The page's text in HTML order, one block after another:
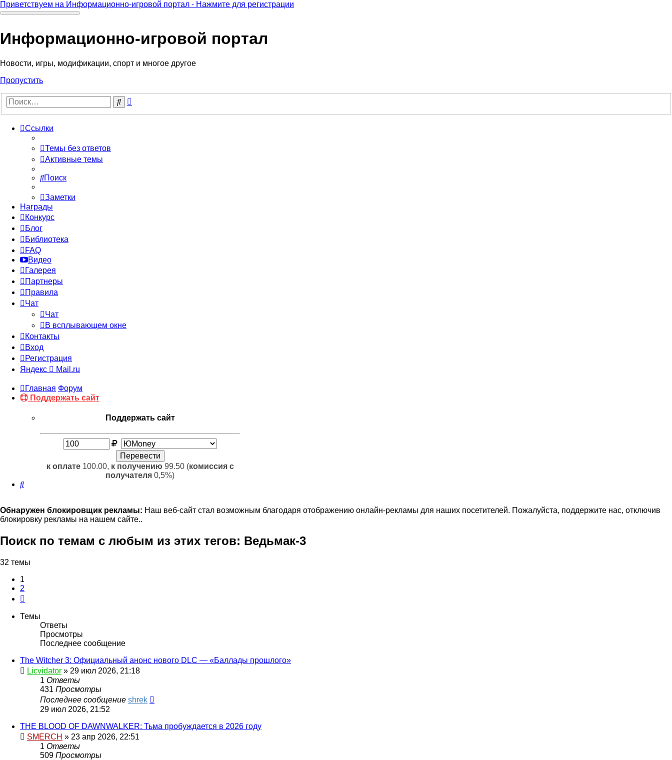
Приветствуем на Информационно-игровой портал - Нажмите для регистрации
Информационно-игровой портал
Новости, игры, модификации, спорт и многое другое
Пропустить
Поиск
Ссылки
Темы без ответов
Активные темы
Поиск
Заметки
Награды
Конкурс
Блог
Библиотека
FAQ
Видео
Галерея
Партнеры
Правила
Чат
Чат
В всплывающем окне
Контакты
Вход
Регистрация
Яндекс
Mail.ru
Главная Форум
Поддержать сайт
Поддержать сайт
к оплате100.00, к получению 99.50 (комиссия с
получателя 0,5%)
Поиск
Обнаружен блокировщик рекламы: Наш веб-сайт стал возможным благодаря отображению онлайн-рекламы для наших посетителей. Пожалуйста, поддержите нас, отключив
блокировку рекламы на нашем сайте..
Поиск по темам с любым из этих тегов: Ведьмак-3
32 темы
1
2
Темы
Ответы
Просмотры
Последнее сообщение
The Witcher 3: Официальный анонс нового DLC — «Баллады прошлого»
Licvidator » 29 июл 2026, 21:18
1 Ответы
431 Просмотры
Последнее сообщение shrek
29 июл 2026, 21:52
THE BLOOD OF DAWNWALKER: Тьма пробуждается в 2026 году
SMERCH » 23 апр 2026, 22:51
1 Ответы
509 Просмотры